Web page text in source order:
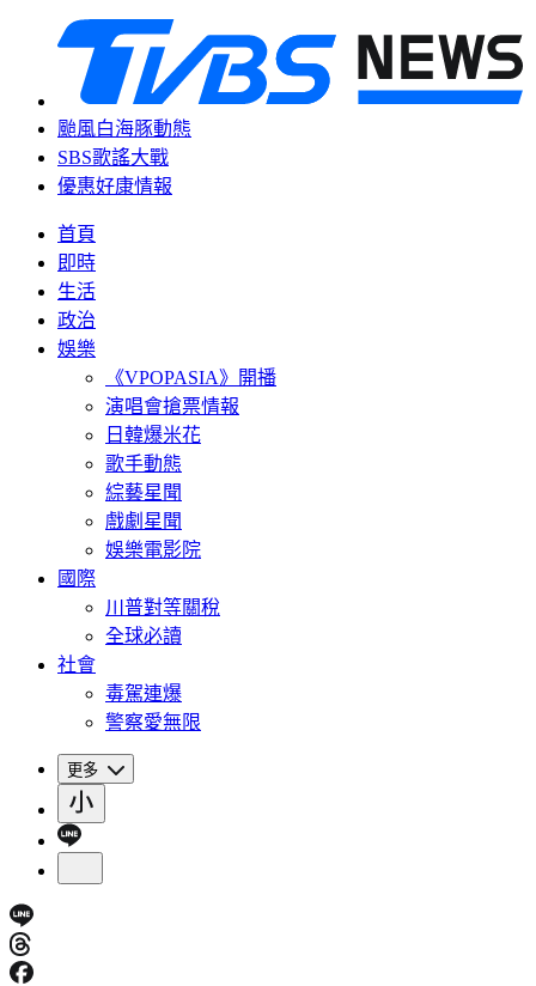
颱風白海豚動態
SBS歌謠大戰
優惠好康情報
首頁
即時
生活
政治
娛樂
《VPOPASIA》開播
演唱會搶票情報
日韓爆米花
歌手動態
綜藝星聞
戲劇星聞
娛樂電影院
國際
川普對等關稅
全球必讀
社會
毒駕連爆
警察愛無限
更多